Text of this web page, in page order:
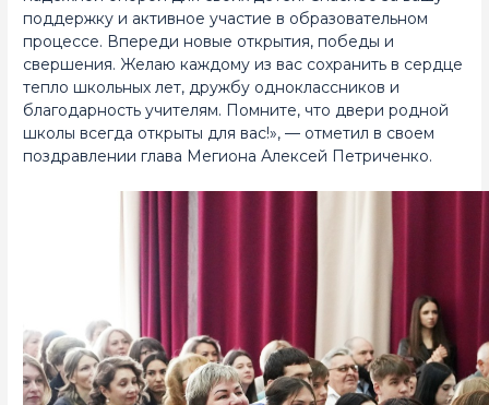
поддержку и активное участие в образовательном
процессе. Впереди новые открытия, победы и
свершения. Желаю каждому из вас сохранить в сердце
тепло школьных лет, дружбу одноклассников и
благодарность учителям. Помните, что двери родной
школы всегда открыты для вас!», — отметил в своем
поздравлении глава Мегиона Алексей Петриченко.